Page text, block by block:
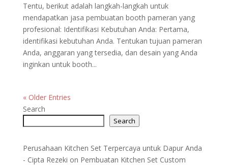
Tentu, berikut adalah langkah-langkah untuk
mendapatkan jasa pembuatan booth pameran yang
profesional: Identifikasi Kebutuhan Anda: Pertama,
identifikasi kebutuhan Anda. Tentukan tujuan pameran
Anda, anggaran yang tersedia, dan desain yang Anda
inginkan untuk booth...
« Older Entries
Search
Search
Perusahaan Kitchen Set Terpercaya untuk Dapur Anda
- Cipta Rezeki on Pembuatan Kitchen Set Custom